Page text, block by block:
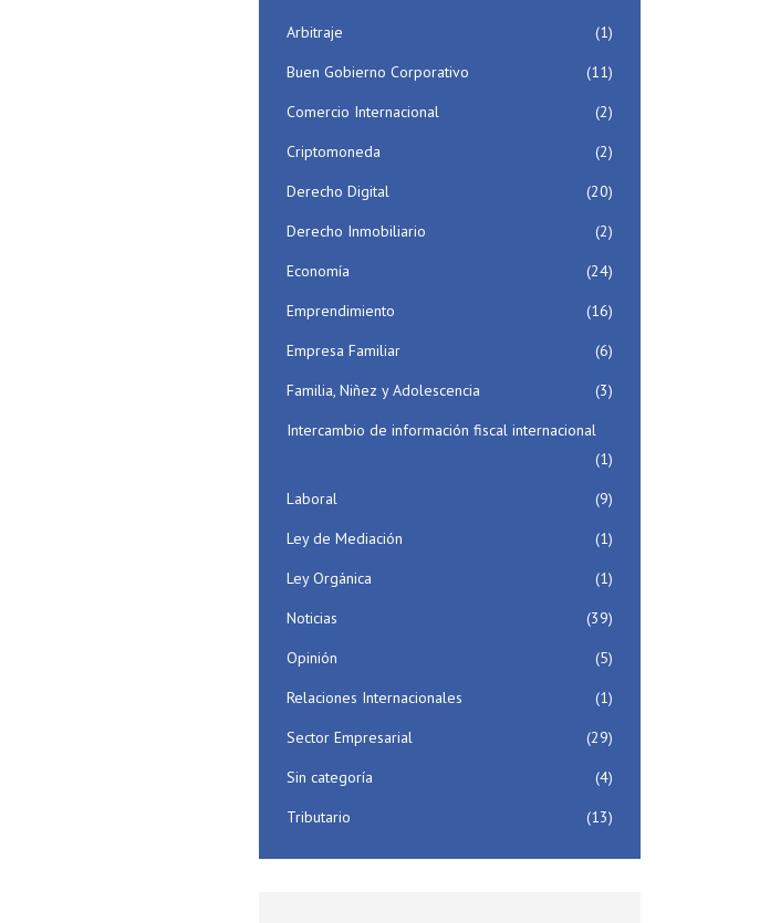
Arbitraje
(1)
Buen Gobierno Corporativo
(11)
Comercio Internacional
(2)
Criptomoneda
(2)
Derecho Digital
(20)
Derecho Inmobiliario
(2)
Economía
(24)
Emprendimiento
(16)
Empresa Familiar
(6)
Familia, Niñez y Adolescencia
(3)
Intercambio de información fiscal internacional
(1)
Laboral
(9)
Ley de Mediación
(1)
Ley Orgánica
(1)
Noticias
(39)
Opinión
(5)
Relaciones Internacionales
(1)
Sector Empresarial
(29)
Sin categoría
(4)
Tributario
(13)